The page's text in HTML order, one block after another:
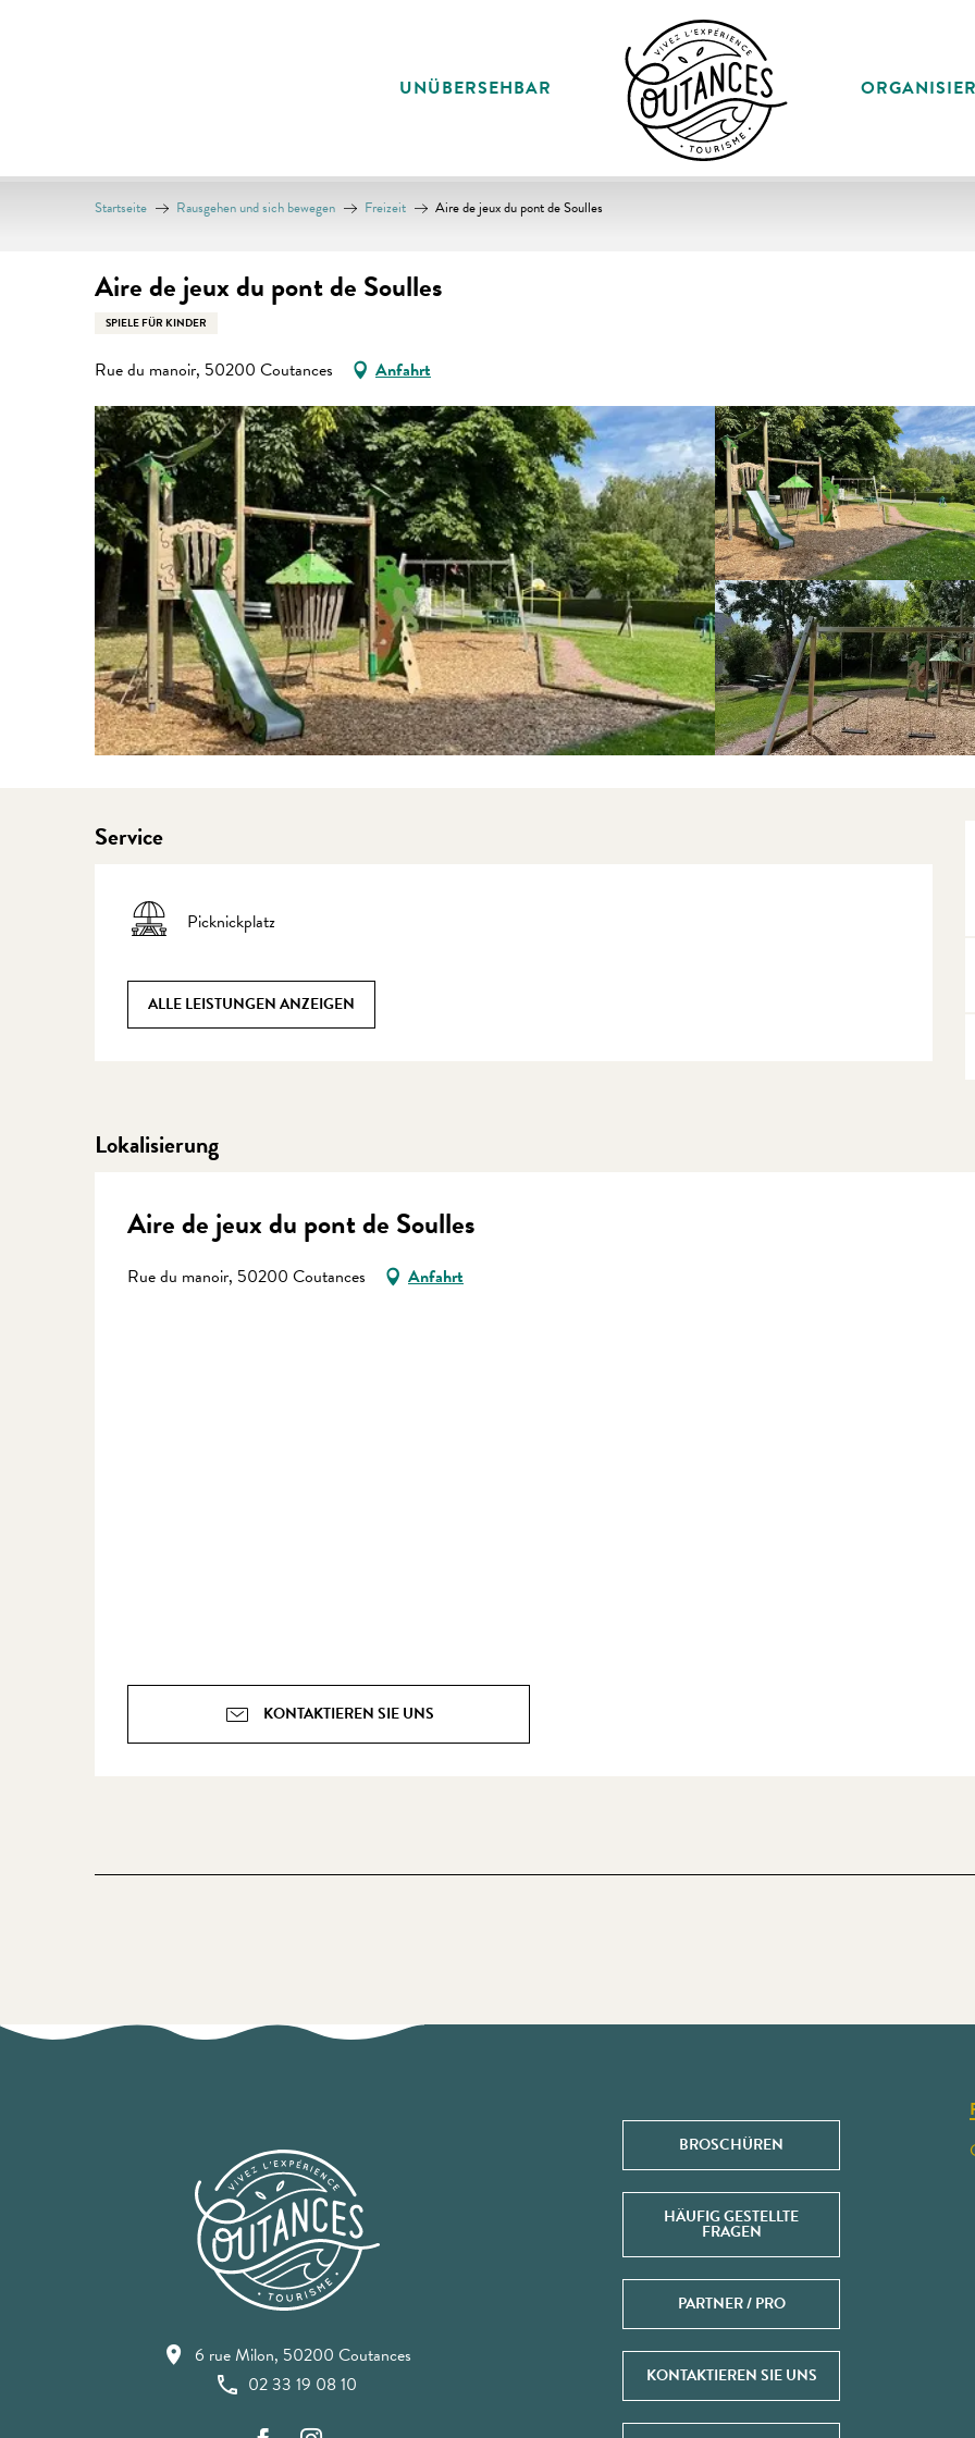
UNÜBERSEHBAR
Startseite Rausgehen und sich bewegen Freizeit Aire de jeux du pont de Soulles
Aire de jeux du pont de Soulles
SPIELE FÜR KINDER
Rue du manoir, 50200 Coutances Anfahrt
Service
Picknickplatz
ALLE LEISTUNGEN ANZEIGEN
Lokalisierung
Aire de jeux du pont de Soulles
Rue du manoir, 50200 Coutances Anfahrt
KONTAKTIEREN SIE UNS
6 rue Milon, 50200 Coutances
02 33 19 08 10
BROSCHÜREN
HÄUFIG GESTELLTE
FRAGEN
PARTNER / PRO
KONTAKTIEREN SIE UNS